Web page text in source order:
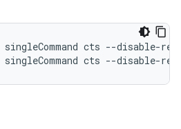
singleCommand cts --disable-
singleCommand cts --disable-